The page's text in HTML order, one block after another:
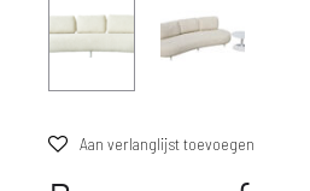
Aan verlanglijst toevoegen